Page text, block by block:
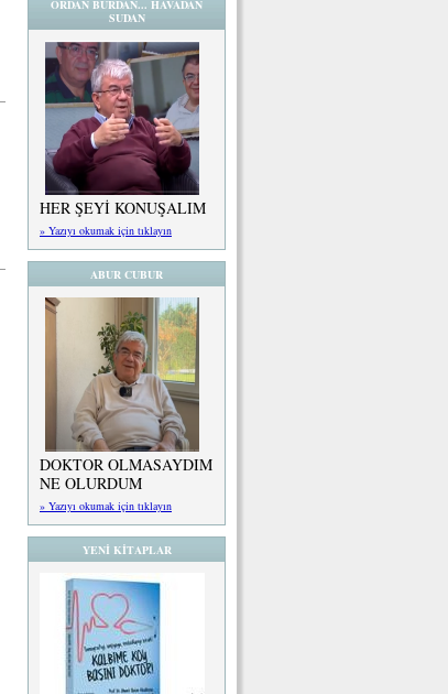
ORDAN BURDAN... HAVADAN
SUDAN
HER ŞEYİ KONUŞALIM
» Yazıyı okumak için tıklayın
ABUR CUBUR
DOKTOR OLMASAYDIM
NE OLURDUM
» Yazıyı okumak için tıklayın
YENİ KİTAPLAR